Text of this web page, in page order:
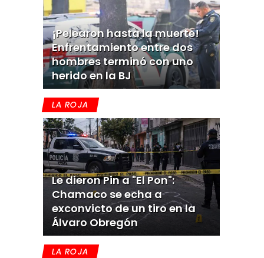
¡Pelearon hasta la muerte!
Enfrentamiento entre dos
hombres terminó con uno
herido en la BJ
LA ROJA
Le dieron Pin a "El Pon":
Chamaco se echa a
exconvicto de un tiro en la
Álvaro Obregón
LA ROJA